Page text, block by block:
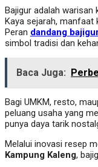
Bajigur adalah warisan
Kaya sejarah, manfaat
Peran dandang
simbol tradisi dan
Baca Juga:
Bagi UMKM, resto,
peluang usaha yang
punya daya tarik
Melalui inovasi resep
Kampung Kaleng,